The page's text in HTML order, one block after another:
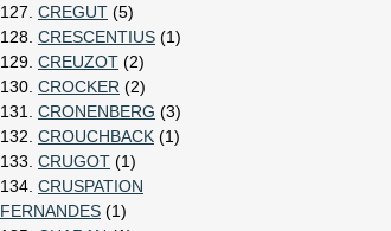
127. CREGUT (5)
128. CRESCENTIUS (1)
129. CREUZOT (2)
130. CROCKER (2)
131. CRONENBERG (3)
132. CROUCHBACK (1)
133. CRUGOT (1)
134. CRUSPATION
FERNANDES (1)